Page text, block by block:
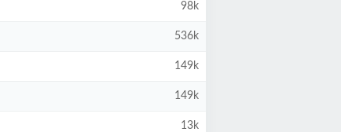
98k
536k
149k
149k
13k